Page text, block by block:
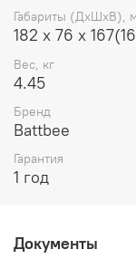
Габариты (ДхШхВ),
182 х 76 х
Вес, кг
4.45
Бренд
Battbee
Гарантия
1 год
Документы